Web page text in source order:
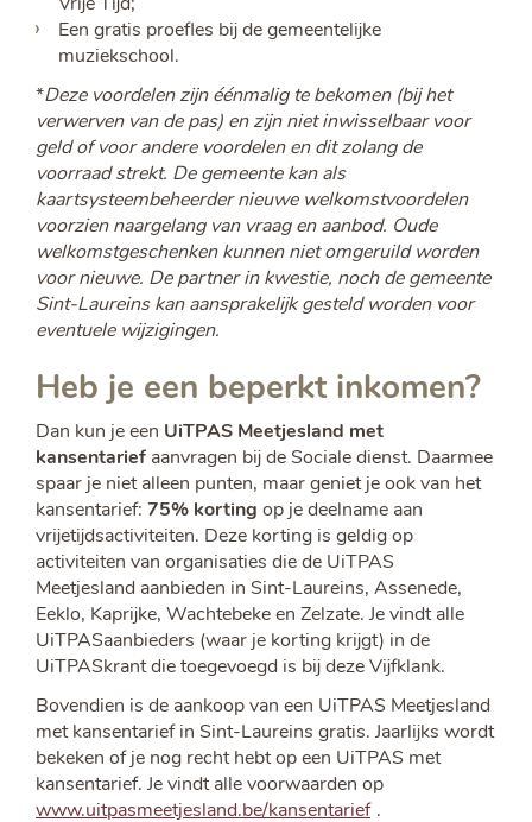
Een gratis proefles bij de gemeentelijke
muziekschool.
*Deze voordelen zijn éénmalig te bekomen (bij het
verwerven van de pas) en zijn niet inwisselbaar voor
geld of voor andere voordelen en dit zolang de
voorraad strekt. De gemeente kan als
kaartsysteembeheerder nieuwe welkomstvoordelen
voorzien naargelang van vraag en aanbod. Oude
welkomstgeschenken kunnen niet omgeruild worden
voor nieuwe. De partner in kwestie, noch de gemeente
Sint-Laureins kan aansprakelijk gesteld worden voor
eventuele wijzigingen.
Heb je een beperkt inkomen?
Dan kun je een UiTPAS Meetjesland met
kansentarief aanvragen bij de Sociale dienst. Daarmee
spaar je niet alleen punten, maar geniet je ook van het
kansentarief: 75% korting op je deelname aan
vrijetijdsactiviteiten. Deze korting is geldig op
activiteiten van organisaties die de UiTPAS
Meetjesland aanbieden in Sint-Laureins, Assenede,
Eeklo, Kaprijke, Wachtebeke en Zelzate. Je vindt alle
UiTPASaanbieders (waar je korting krijgt) in de
UiTPASkrant die toegevoegd is bij deze Vijfklank.
Bovendien is de aankoop van een UiTPAS Meetjesland
met kansentarief in Sint-Laureins gratis. Jaarlijks wordt
bekeken of je nog recht hebt op een UiTPAS met
kansentarief. Je vindt alle voorwaarden op
www.uitpasmeetjesland.be/kansentarief .